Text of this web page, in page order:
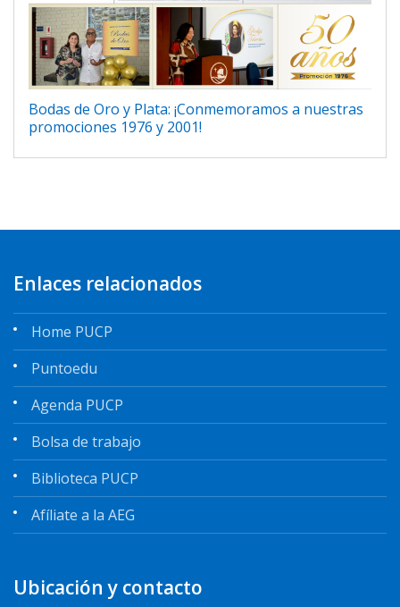
Bodas de Oro y Plata: ¡Conmemoramos a nuestras
promociones 1976 y 2001!
Enlaces relacionados
Home PUCP
Puntoedu
Agenda PUCP
Bolsa de trabajo
Biblioteca PUCP
Afíliate a la AEG
Ubicación y contacto